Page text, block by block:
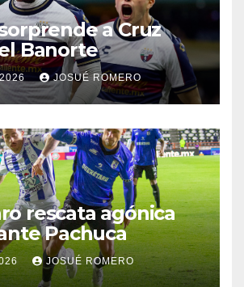
a Cruz
Banorte
JOSUÉ ROMERO
rescata agónica
Pachuca
JOSUÉ ROMERO